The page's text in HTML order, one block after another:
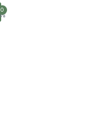
0